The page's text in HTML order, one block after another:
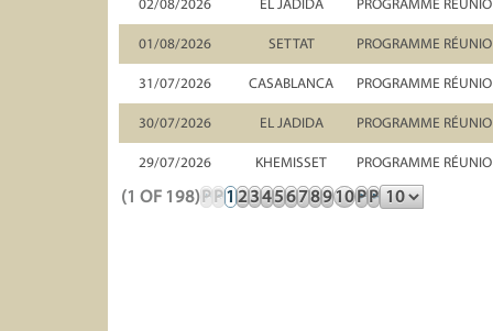
02/08/2026 EL JADIDA PROGRAMME
01/08/2026 SETTAT PROGRAMME
31/07/2026 CASABLANCA PROGRAMME
30/07/2026 EL JADIDA PROGRAMME
29/07/2026 KHEMISSET PROGRAMME
(1 OF 198)P P12345678910PP